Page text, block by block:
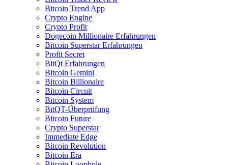
Bitcoin Trend App
Crypto Engine
Crypto Profit
Dogecoin Millionaire Erfahrungen
Bitcoin Superstar Erfahrungen
Profit Secret
BitQt Erfahrungen
Bitcoin Gemini
Bitcoin Billionaire
Bitcoin Circuit
Bitcoin System
BitQT-Überprüfung
Bitcoin Future
Crypto Superstar
Immediate Edge
Bitcoin Revolution
Bitcoin Era